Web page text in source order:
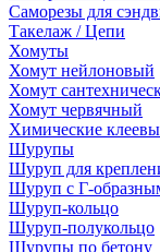
Саморезы для
Такелаж / Цепи
Хомуты
Хомут нейлоновый
Хомут
Хомут червячный
Химические
Шурупы
Шуруп для
Шуруп с Г-
Шуруп-кольцо
Шуруп-полукольцо
Шурупы по бетону